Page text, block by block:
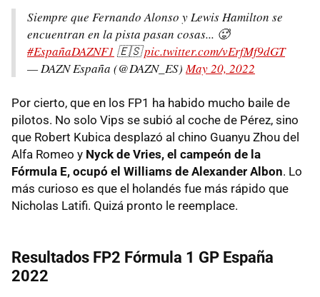
Siempre que Fernando Alonso y Lewis Hamilton se
encuentran en la pista pasan cosas... 🥵
#EspañaDAZNF1 🇪🇸pic.twitter.com/vErfMf9dGT
— DAZN España (@DAZN_ES)May 20, 2022
Por cierto, que en los FP1 ha habido mucho baile de
pilotos. No solo Vips se subió al coche de Pérez, sino
que Robert Kubica desplazó al chino Guanyu Zhou del
Alfa Romeo y Nyck de Vries, el campeón de la
Fórmula E, ocupó el Williams de Alexander Albon. Lo
más curioso es que el holandés fue más rápido que
Nicholas Latifi. Quizá pronto le reemplace.
Resultados FP2 Fórmula 1 GP España
2022